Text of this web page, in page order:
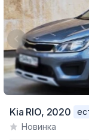
of
Kia RIO, 2020
Новинка